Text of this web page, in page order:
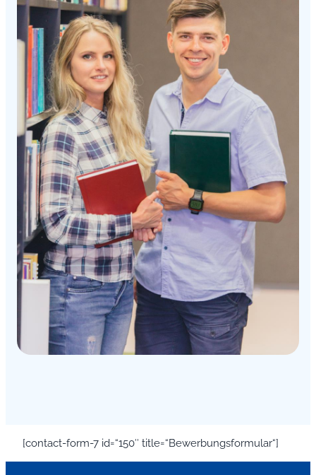
[contact-form-7 id=“150″ title=“Bewerbungsformular“]